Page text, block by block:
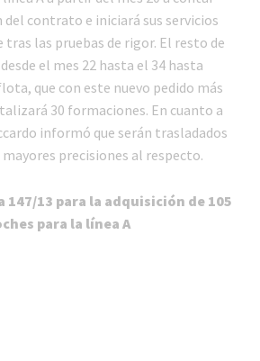
del contrato e iniciará sus servicios
tras las pruebas de rigor. El resto de
el mes 22 hasta el 34 hasta
que con este nuevo pedido más
30 formaciones. En cuanto a
informó que serán trasladados
precisiones al respecto.
13 para la adquisición de 105
para la línea A